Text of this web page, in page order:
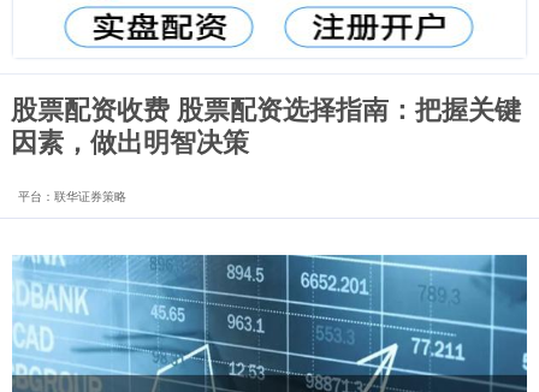
股票配资收费 股票配资选择指南：把握关键
因素，做出明智决策
平台：联华证券策略